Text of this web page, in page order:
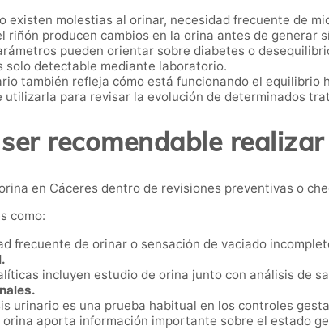
existen molestias al orinar, necesidad frecuente de
riñón producen cambios en la orina antes de generar
pueden orientar sobre diabetes o
solo detectable mediante laboratorio.
también refleja cómo está funcionando el equilibrio
utilizarla para revisar la evolución de determinados
recomendable
en Cáceres dentro de revisiones preventivas o
como:
frecuente de orinar o sensación de vaciado
incluyen estudio de orina junto con análisis de
urinario es una prueba habitual en los controles
orina aporta información importante sobre el estado